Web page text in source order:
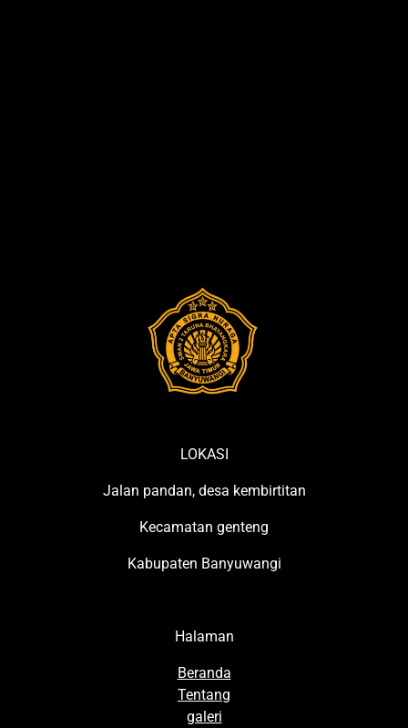
LOKASI
Jalan pandan, desa kembirtitan
Kecamatan genteng
Kabupaten Banyuwangi
Halaman
Beranda
Tentang
galeri